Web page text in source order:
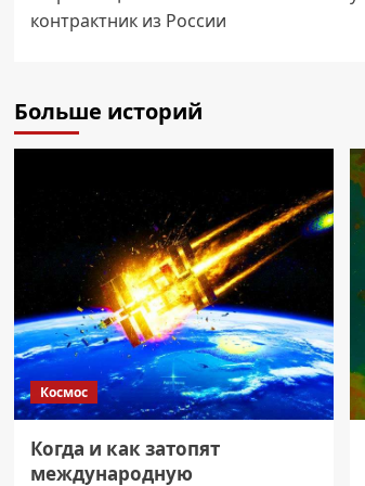
контрактник из России
Больше историй
Космос
Когда и как затопят
международную